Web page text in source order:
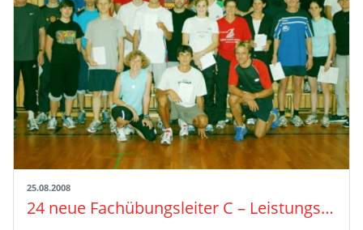
25.08.2008
24 neue Fachübungsleiter C – Leistungssport